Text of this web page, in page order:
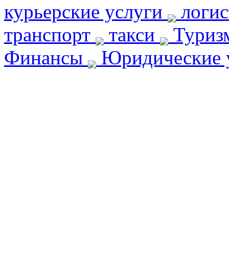
курьерские услуги
транспорт
такси
Финансы
Юридические